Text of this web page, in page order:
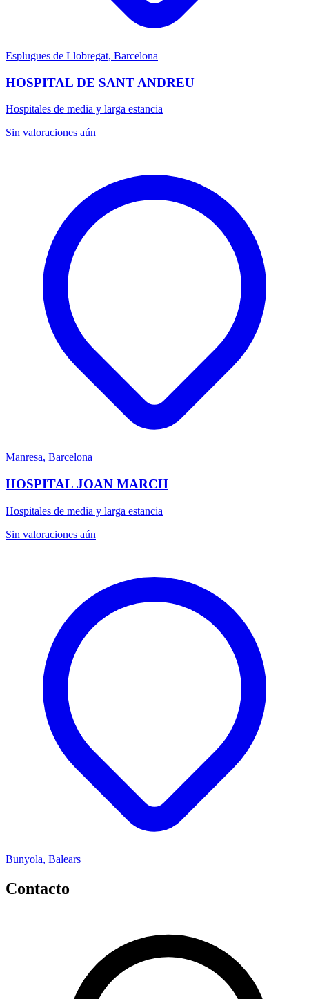
Esplugues de Llobregat, Barcelona
HOSPITAL DE SANT ANDREU
Hospitales de media y larga estancia
Sin valoraciones aún
Manresa, Barcelona
HOSPITAL JOAN MARCH
Hospitales de media y larga estancia
Sin valoraciones aún
Bunyola, Balears
Contacto